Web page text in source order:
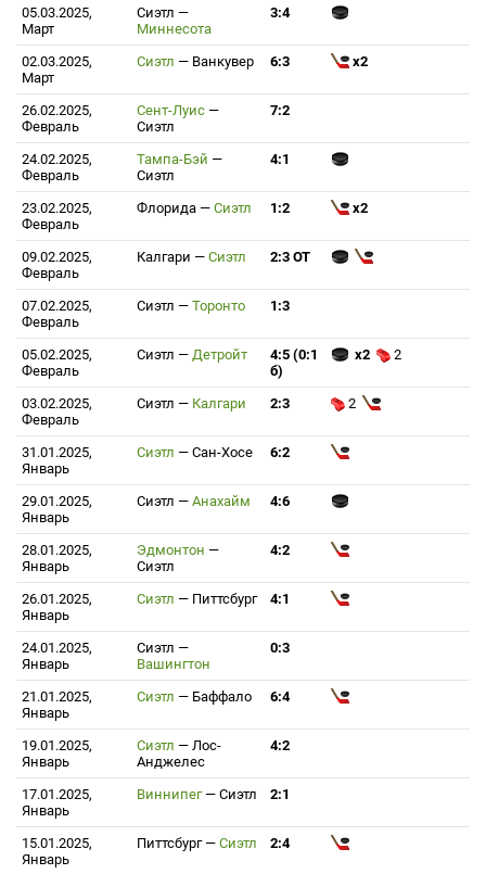
05.03.2025,
Март
Сиэтл —
Миннесота
3:4
02.03.2025,
Март
Сиэтл — Ванкувер 6:3 x2
26.02.2025,
Февраль
Сент-Луис —
Сиэтл
7:2
24.02.2025,
Февраль
Тампа-Бэй —
Сиэтл
4:1
23.02.2025,
Февраль
Флорида — Сиэтл 1:2 x2
09.02.2025,
Февраль
Калгари — Сиэтл 2:3 ОТ
07.02.2025,
Февраль
Сиэтл — Торонто 1:3
05.02.2025,
Февраль
Сиэтл — Детройт
4:5 (0:1
б)
x2 2
03.02.2025,
Февраль
Сиэтл — Калгари 2:3 2
31.01.2025,
Январь
Сиэтл — Сан-Хосе 6:2
29.01.2025,
Январь
Сиэтл — Анахайм 4:6
28.01.2025,
Январь
Эдмонтон —
Сиэтл
4:2
26.01.2025,
Январь
Сиэтл — Питтсбург 4:1
24.01.2025,
Январь
Сиэтл —
Вашингтон
0:3
21.01.2025,
Январь
Сиэтл — Баффало 6:4
19.01.2025,
Январь
Сиэтл — Лос-
Анджелес
4:2
17.01.2025,
Январь
Виннипег — Сиэтл 2:1
15.01.2025,
Январь
Питтсбург — Сиэтл 2:4